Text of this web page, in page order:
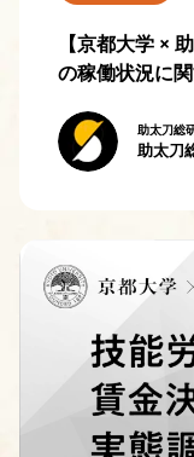
【京都大学 ×
の稼働状況に
助太刀総
助太刀